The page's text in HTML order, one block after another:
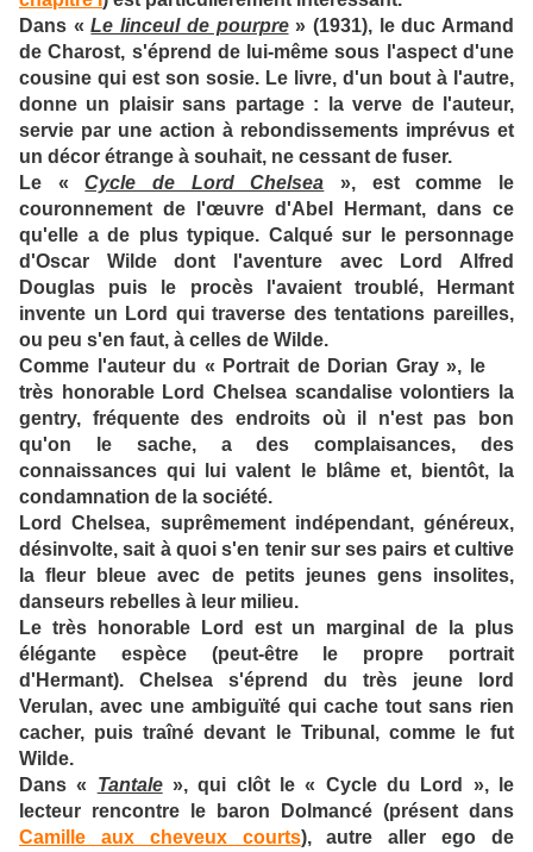
Dans «Le linceul de pourpre» (1931), le duc Armand
de Charost, s'éprend de lui-même sous l'aspect d'une
cousine qui est son sosie. Le livre, d'un bout à l'autre,
donne un plaisir sans partage : la verve de l'auteur,
servie par une action à rebondissements imprévus et
un décor étrange à souhait, ne cessant de fuser.
Le «Cycle de Lord Chelsea », est comme le
couronnement de l'œuvre d'Abel Hermant, dans ce
qu'elle a de plus typique. Calqué sur le personnage
d'Oscar Wilde dont l'aventure avec Lord Alfred
Douglas puis le procès l'avaient troublé, Hermant
invente un Lord qui traverse des tentations pareilles,
ou peu s'en faut, à celles de Wilde.
Comme l'auteur du « Portrait de Dorian Gray », le
très honorable Lord Chelsea scandalise volontiers la
gentry, fréquente des endroits où il n'est pas bon
qu'on le sache, a des complaisances, des
connaissances qui lui valent le blâme et, bientôt, la
condamnation de la société.
Lord Chelsea, suprêmement indépendant, généreux,
désinvolte, sait à quoi s'en tenir sur ses pairs et cultive
la fleur bleue avec de petits jeunes gens insolites,
danseurs rebelles à leur milieu.
Le très honorable Lord est un marginal de la plus
élégante espèce (peut-être le propre portrait
d'Hermant). Chelsea s'éprend du très jeune lord
Verulan, avec une ambiguïté qui cache tout sans rien
cacher, puis traîné devant le Tribunal, comme le fut
Wilde.
Dans « Tantale», qui clôt le « Cycle du Lord », le
lecteur rencontre le baron Dolmancé (présent dans
Camille aux cheveux courts), autre aller ego de